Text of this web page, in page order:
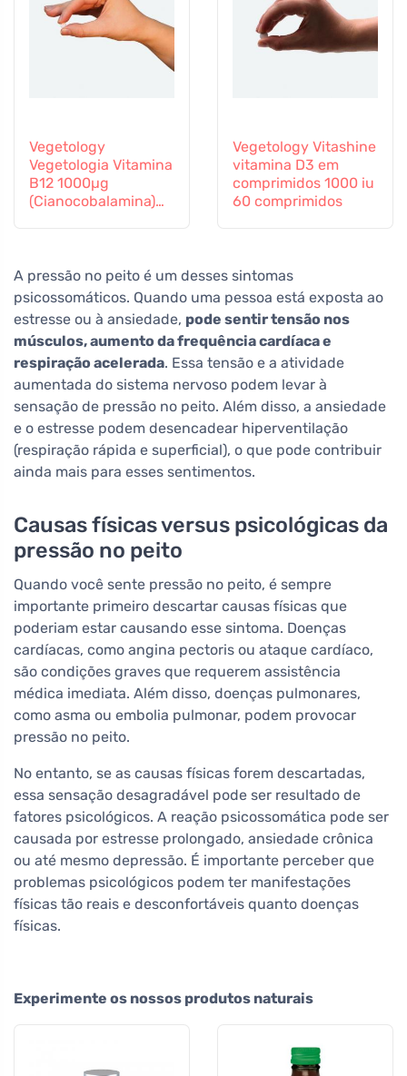
Vegetology
Vegetologia Vitamina
B12 1000µg
(Cianocobalamina)
Vegetology Vitashine
vitamina D3 em
comprimidos 1000 iu
60 comprimidos
A pressão no peito é um desses sintomas
psicossomáticos. Quando uma pessoa está exposta ao
estresse ou à ansiedade, pode sentir tensão nos
músculos, aumento da frequência cardíaca e
respiração acelerada. Essa tensão e a atividade
aumentada do sistema nervoso podem levar à
sensação de pressão no peito. Além disso, a ansiedade
e o estresse podem desencadear hiperventilação
(respiração rápida e superficial), o que pode contribuir
ainda mais para esses sentimentos.
Causas físicas versus psicológicas da
pressão no peito
Quando você sente pressão no peito, é sempre
importante primeiro descartar causas físicas que
poderiam estar causando esse sintoma. Doenças
cardíacas, como angina pectoris ou ataque cardíaco,
são condições graves que requerem assistência
médica imediata. Além disso, doenças pulmonares,
como asma ou embolia pulmonar, podem provocar
pressão no peito.
No entanto, se as causas físicas forem descartadas,
essa sensação desagradável pode ser resultado de
fatores psicológicos. A reação psicossomática pode ser
causada por estresse prolongado, ansiedade crônica
ou até mesmo depressão. É importante perceber que
problemas psicológicos podem ter manifestações
físicas tão reais e desconfortáveis quanto doenças
físicas.
Experimente os nossos produtos naturais